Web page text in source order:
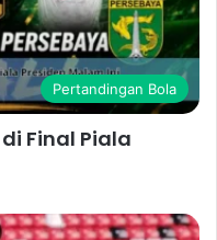
Pertandingan Bola
Final Piala